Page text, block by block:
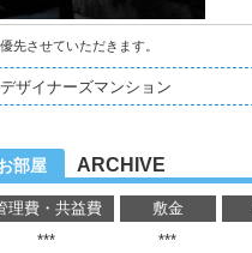
先させていただきます。
ザイナーズマンション
部屋 ARCHIVE
理費・共益費 敷金
*** ***